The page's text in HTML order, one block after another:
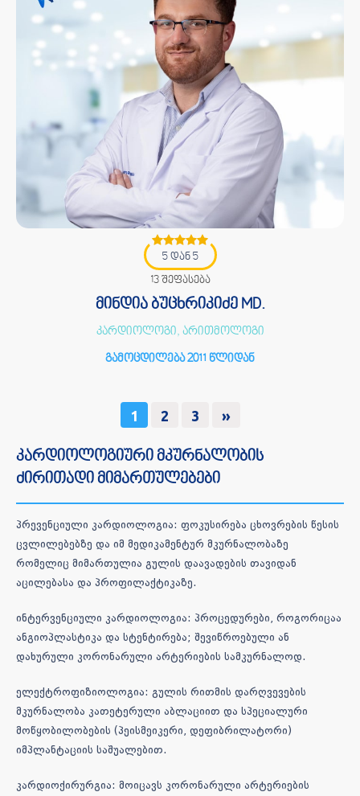
5 დან 5
13 შეფასება
მინდია ბუცხრიკიძე MD.
კარდიოლოგი, არითმოლოგი
გამოცდილება 2011 წლიდან
1 2 3 »
კარდიოლოგიური მკურნალობის
ძირითადი მიმართულებები
პრევენციული კარდიოლოგია: ფოკუსირება ცხოვრების წესის
ცვლილებებზე და იმ მედიკამენტურ მკურნალობაზე
რომელიც მიმართულია გულის დაავადების თავიდან
აცილებასა და პროფილაქტიკაზე.
ინტერვენციული კარდიოლოგია: პროცედურები, როგორიცაა
ანგიოპლასტიკა და სტენტირება; შევიწროებული ან
დახურული კორონარული არტერიების სამკურნალოდ.
ელექტროფიზიოლოგია: გულის რითმის დარღვევების
მკურნალობა კათეტერული აბლაციით და სპეციალური
მოწყობილობების (პეისმეიკერი, დეფიბრილატორი)
იმპლანტაციის საშუალებით.
კარდიოქირურგია: მოიცავს კორონარული არტერიების